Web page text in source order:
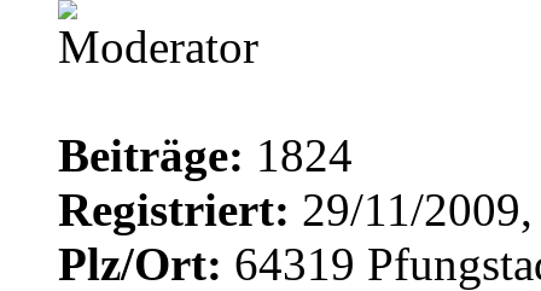
Beiträge: 1824
Registriert: 29/11/
Plz/Ort: 64319